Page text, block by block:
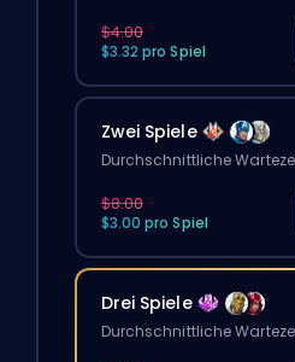
$4.00
$3.32 pro Spiel
Zwei Spiele
Durchschnittliche
$8.00
$3.00 pro Spiel
Drei Spiele
Durchschnittliche